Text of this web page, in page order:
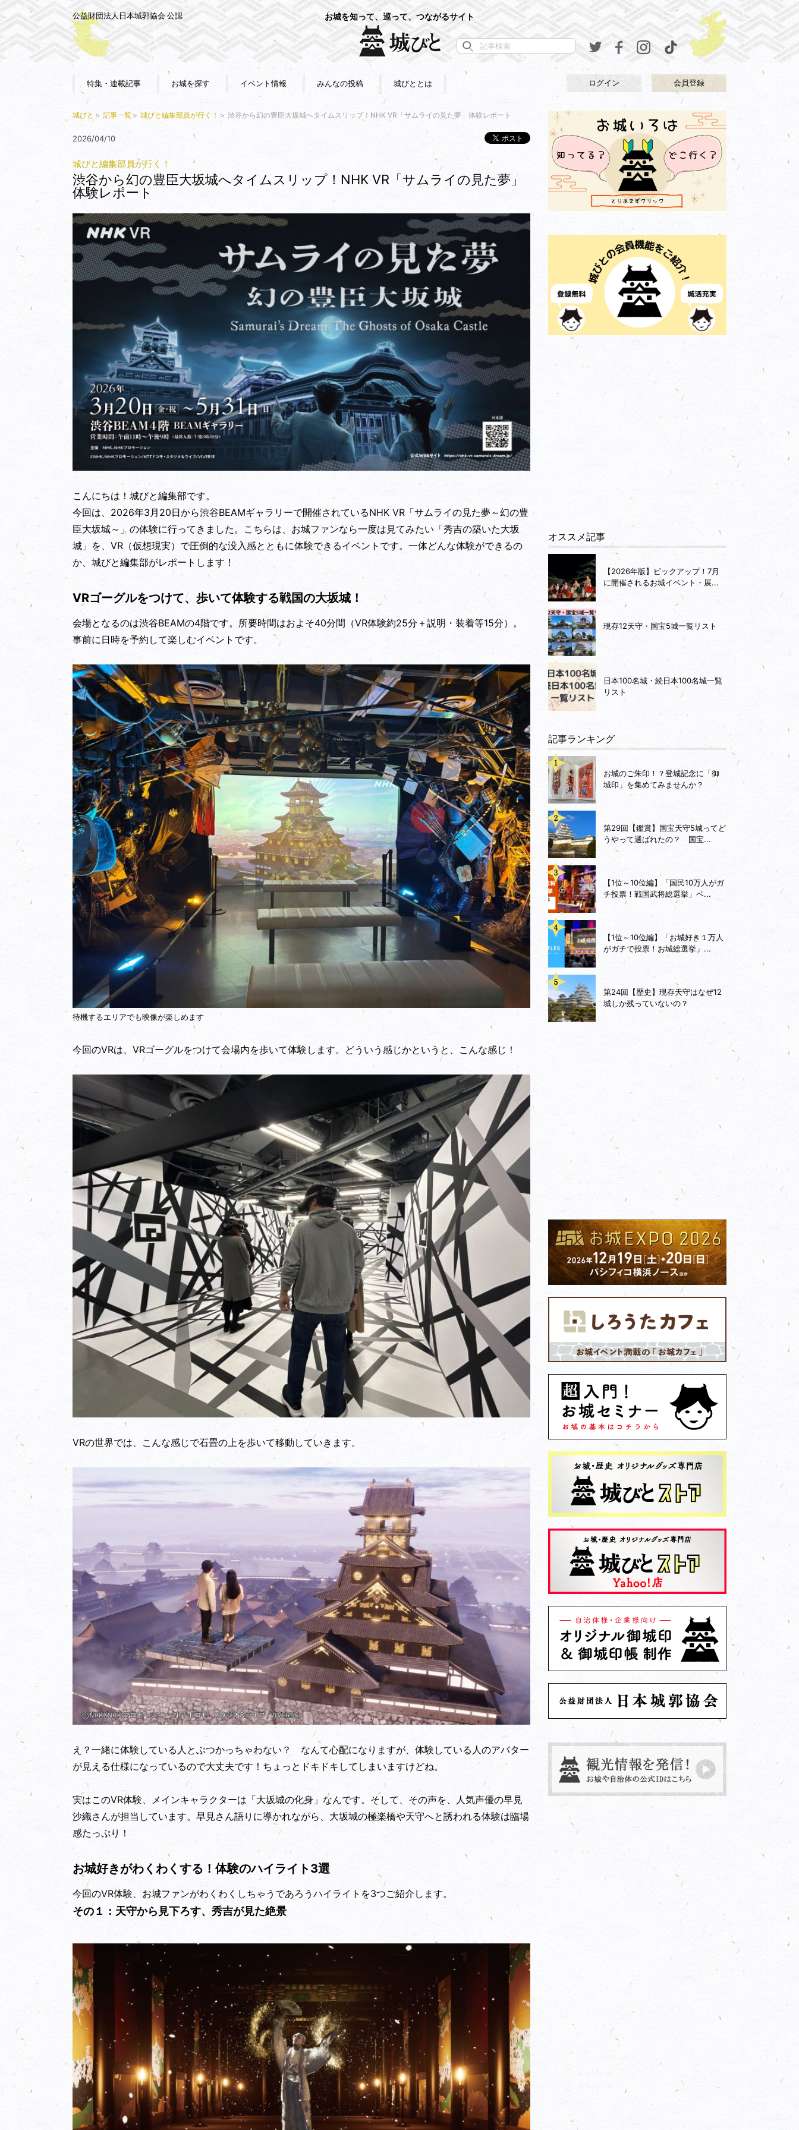
公益財団法人日本城郭協会 公認 お城を知って、巡って、つながるサイト
特集・連載記事 お城を探す イベント情報 みんなの投稿 城びととは ログイン 会員登録
城びと 記事一覧 城びと編集部員が行く！ 渋谷から幻の豊臣大坂城へタイムスリップ！NHK VR「サムライの見た夢」体験レポート
2026/04/10
城びと編集部員が行く！
渋谷から幻の豊臣大坂城へタイムスリップ！NHK VR「サムライの見た夢」
体験レポート
こんにちは！城びと編集部です。
今回は、2026年3月20日から渋谷BEAMギャラリーで開催されているNHK VR「サムライの見た夢～幻の豊
臣大坂城～」の体験に行ってきました。こちらは、お城ファンなら一度は見てみたい「秀吉の築いた大坂
城」を、VR（仮想現実）で圧倒的な没入感とともに体験できるイベントです。一体どんな体験ができるの
か、城びと編集部がレポートします！
VRゴーグルをつけて、歩いて体験する戦国の大坂城！
会場となるのは渋谷BEAMの4階です。所要時間はおよそ40分間（VR体験約25分＋説明・装着等15分）。
事前に日時を予約して楽しむイベントです。
待機するエリアでも映像が楽しめます
今回のVRは、VRゴーグルをつけて会場内を歩いて体験します。どういう感じかというと、こんな感じ！
VRの世界では、こんな感じで石畳の上を歩いて移動していきます。
え？一緒に体験している人とぶつかっちゃわない？ なんて心配になりますが、体験している人のアバター
が見える仕様になっているので大丈夫です！ちょっとドキドキしてしまいますけどね。
実はこのVR体験、メインキャラクターは「大坂城の化身」なんです。そして、その声を、人気声優の早見
沙織さんが担当しています。早見さん語りに導かれながら、大坂城の極楽橋や天守へと誘われる体験は臨場
感たっぷり！
お城好きがわくわくする！体験のハイライト3選
今回のVR体験、お城ファンがわくわくしちゃうであろうハイライトを3つご紹介します。
その１：天守から見下ろす、秀吉が見た絶景
オススメ記事
【2026年版】ピックアップ！7月
に開催されるお城イベント・展...
現存12天守・国宝5城一覧リスト
日本100名城・続日本100名城一覧
リスト
記事ランキング
お城のご朱印！？登城記念に「御
城印」を集めてみませんか？
第29回【鑑賞】国宝天守5城ってど
うやって選ばれたの？ 国宝...
【1位～10位編】「国民10万人がガ
チ投票！戦国武将総選挙」ベ...
【1位～10位編】「お城好き１万人
がガチで投票！お城総選挙」...
第24回【歴史】現存天守はなぜ12
城しか残っていないの？